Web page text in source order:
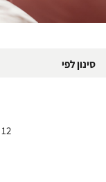
סינון לפי
12